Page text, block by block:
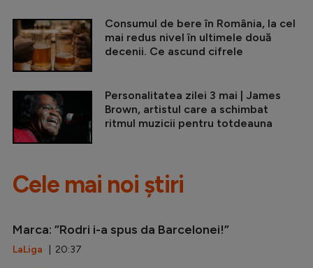
Consumul de bere în România, la cel
mai redus nivel în ultimele două
decenii. Ce ascund cifrele
Personalitatea zilei 3 mai | James
Brown, artistul care a schimbat
ritmul muzicii pentru totdeauna
Cele mai noi știri
Marca: ”Rodri i-a spus da Barcelonei!”
LaLiga | 20:37